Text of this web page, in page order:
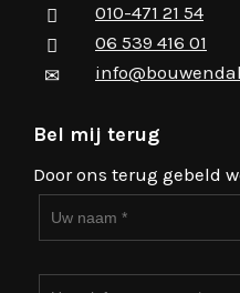
010-471 21 54
06 539 416 01
Bel mij terug
Door ons terug gebeld